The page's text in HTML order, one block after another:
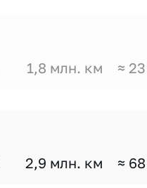
1,8 млн. км ≈
2,9 млн. км ≈